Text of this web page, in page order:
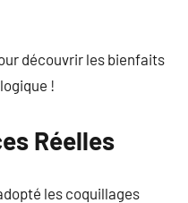
découvrir les bienfaits
!
Réelles
les coquillages